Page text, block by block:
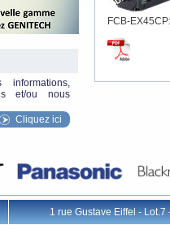
et/ou nous
Cliquez ici
FCB-
1 rue Gustave Eiffel -